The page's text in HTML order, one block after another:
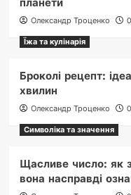
Олександр Троценко
Їжа та кулінарія
Броколі рецепт:
хвилин
Олександр Троценко
Символіка та значення
Щасливе число: як
вона насправді